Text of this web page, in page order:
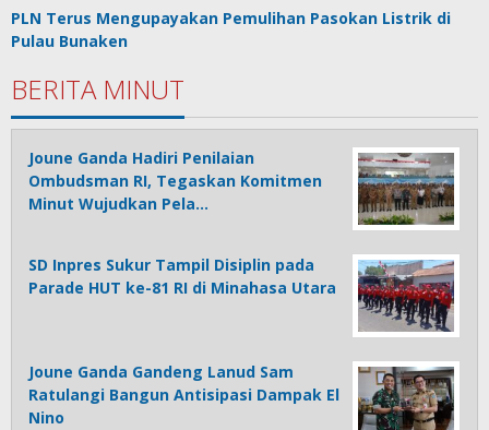
PLN Terus Mengupayakan Pemulihan Pasokan Listrik di
Pulau Bunaken
BERITA MINUT
Joune Ganda Hadiri Penilaian
Ombudsman RI, Tegaskan Komitmen
Minut Wujudkan Pela…
SD Inpres Sukur Tampil Disiplin pada
Parade HUT ke-81 RI di Minahasa Utara
Joune Ganda Gandeng Lanud Sam
Ratulangi Bangun Antisipasi Dampak El
Nino